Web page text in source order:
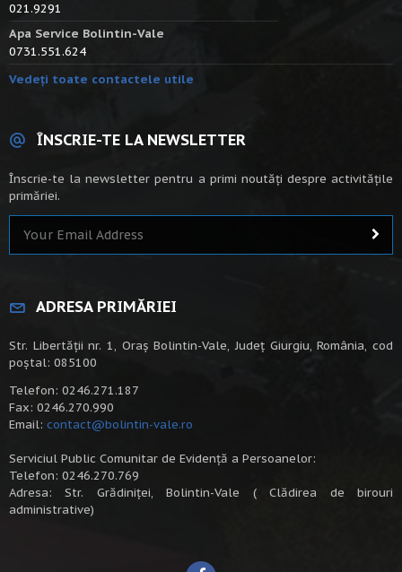
021.9291
Apa Service Bolintin-Vale
0731.551.624
Vedeți toate contactele utile
ÎNSCRIE-TE LA NEWSLETTER
Înscrie-te la newsletter pentru a primi noutăți despre activitățile
primăriei.
ADRESA PRIMĂRIEI
Str. Libertății nr. 1, Oraș Bolintin-Vale, Județ Giurgiu, România, cod
poștal: 085100
Telefon: 0246.271.187
Fax: 0246.270.990
Email: contact@bolintin-vale.ro
Serviciul Public Comunitar de Evidență a Persoanelor:
Telefon: 0246.270.769
Adresa: Str. Grădiniței, Bolintin-Vale ( Clădirea de birouri
administrative)